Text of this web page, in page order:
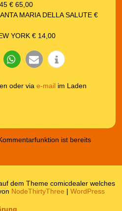
€ 65,00
MARIA DELLA SALUTE €
YORK € 14,00
oder via e-mail im Laden
ist bereits
dem Theme comicdealer welches
NodeThirtyThree |WordPress